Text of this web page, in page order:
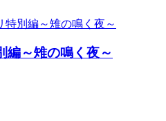
編～雉の鳴く夜～